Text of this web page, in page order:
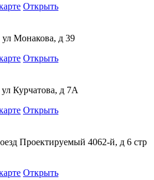
Открыть
ул Монакова, д 39
Открыть
Курчатова, д 7А
Открыть
Проектируемый 4062-й, д 6 стр
Открыть